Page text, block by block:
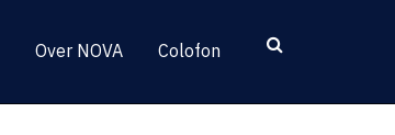
Over NOVA Colofon